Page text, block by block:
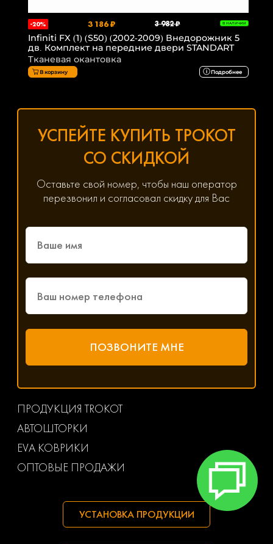
-20% 3 186 ₽ 3 982 ₽ В НАЛИЧИИ
Infiniti FX (1) (S50) (2002-2009) Внедорожник 5
дв. Комплект на передние двери STANDART
Тканевая окантовка
В корзину Подробнее
УСПЕЙТЕ КУПИТЬ ТРОКОТ
СО СКИДКОЙ
Оставьте свой номер, чтобы наш оператор
перезвонил и согласовал скидку для Вас
ПРОДУКЦИЯ TROKOT
АВТОШТОРКИ
EVA КОВРИКИ
ОПТОВЫЕ ПРОДАЖИ
УСТАНОВКА ПРОДУКЦИИ